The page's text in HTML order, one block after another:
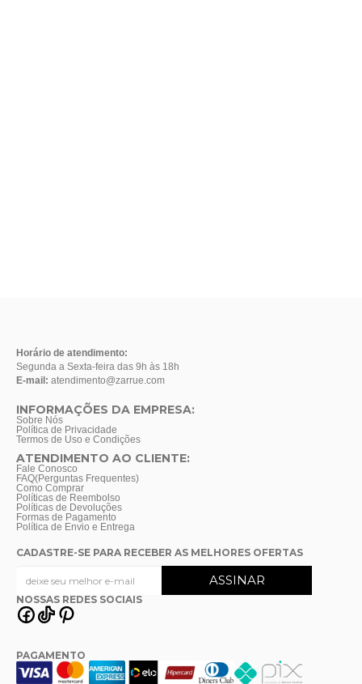
Horário de atendimento:
Segunda a Sexta-feira das 9h às 18h
E-mail: atendimento@zarrue.com
INFORMAÇÕES DA EMPRESA:
Sobre Nós
Política de Privacidade
Termos de Uso e Condições
ATENDIMENTO AO CLIENTE:
Fale Conosco
FAQ(Perguntas Frequentes)
Como Comprar
Políticas de Reembolso
Políticas de Devoluções
Formas de Pagamento
Política de Envio e Entrega
CADASTRE-SE PARA RECEBER AS MELHORES OFERTAS
NOSSAS REDES SOCIAIS
PAGAMENTO